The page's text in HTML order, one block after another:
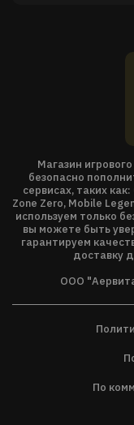
Магазин
безопасно
сервисах, таких
Zone Zero, Mobile
используем только
вы можете быть
гарантируем
доставку
ООО
По